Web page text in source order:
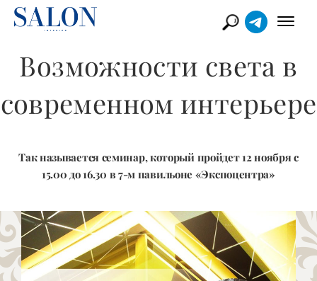
Возможности света в
современном интерьере
Так называется семинар, который пройдет 12 ноября с
15.00 до 16.30 в 7-м павильоне «Экспоцентра»